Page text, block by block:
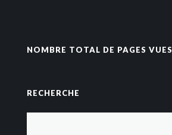
NOMBRE TOTAL DE PAGES VUES
RECHERCHE